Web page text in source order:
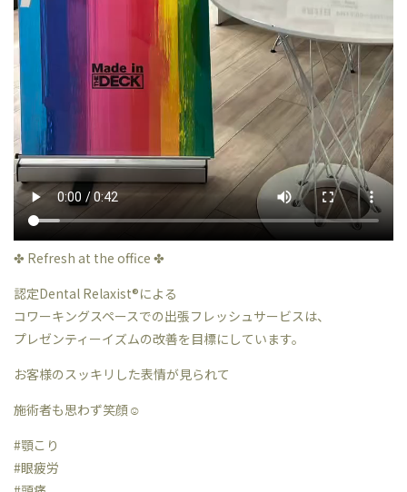
✤ Refresh at the office ✤
認定Dental Relaxist®︎による
コワーキングスペースでの出張フレッシュサービスは、
プレゼンティーイズムの改善を目標にしています。
お客様のスッキリした表情が見られて
施術者も思わず笑顔☺︎
#顎こり
#眼疲労